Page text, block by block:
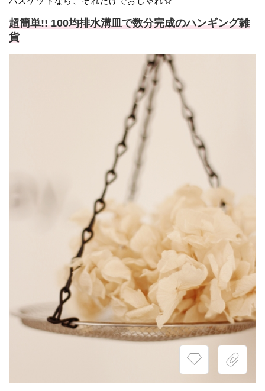
超簡単!! 100均排水溝皿で数分完成のハンギング雑
貨